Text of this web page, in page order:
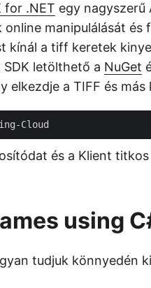
for .NET egy nagyszerű
manipulálását és
kínál a tiff keretek
letölthető a NuGet
elkezdje a TIFF és
és a Klient
using
tudjuk könnyedén